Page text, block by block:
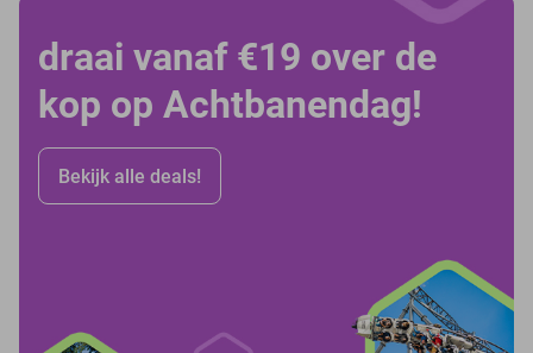
draai vanaf €19 over de
kop op Achtbanendag!
Bekijk alle deals!